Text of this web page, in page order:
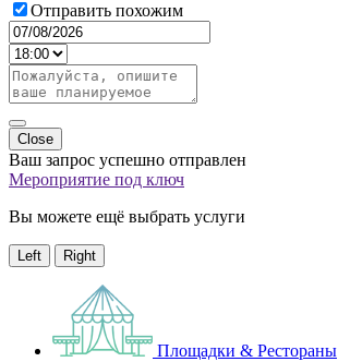
Отправить похожим
Close
Ваш запрос успешно отправлен
Мероприятие под ключ
Вы можете ещё выбрать услуги
Left Right
Площадки & Рестораны